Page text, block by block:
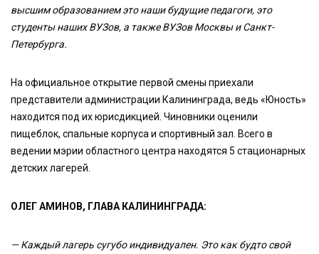
высшим образованием это наши будущие педагоги, это
студенты наших ВУЗов, а также ВУЗов Москвы и Санкт-
Петербурга.
На официальное открытие первой смены приехали
представители администрации Калининграда, ведь «Юность»
находится под их юрисдикцией. Чиновники оценили
пищеблок, спальные корпуса и спортивный зал. Всего в
ведении мэрии областного центра находятся 5 стационарных
детских лагерей.
ОЛЕГ АМИНОВ, ГЛАВА КАЛИНИНГРАДА:
— Каждый лагерь сугубо индивидуален. Это как будто свой